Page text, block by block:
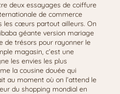
deux essayages de coiffure
de commerce
les cœurs partout ailleurs. On
géante version mariage
de trésors pour rayonner le
magasin, c’est une
les envies les plus
la cousine douée qui
au moment où on l’attend le
du shopping mondial en